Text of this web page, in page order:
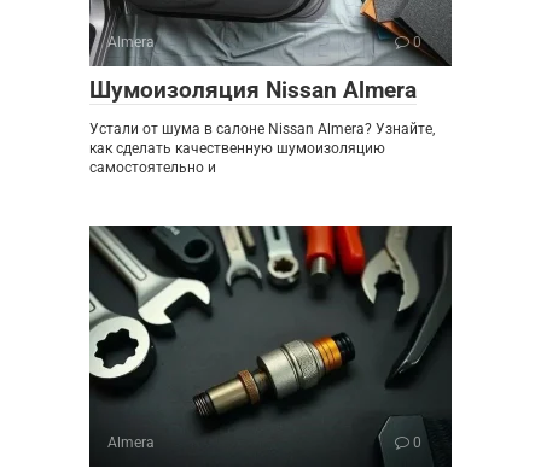
Almera 0
Шумоизоляция Nissan Almera
Устали от шума в салоне Nissan Almera? Узнайте,
как сделать качественную шумоизоляцию
самостоятельно и
Almera 0